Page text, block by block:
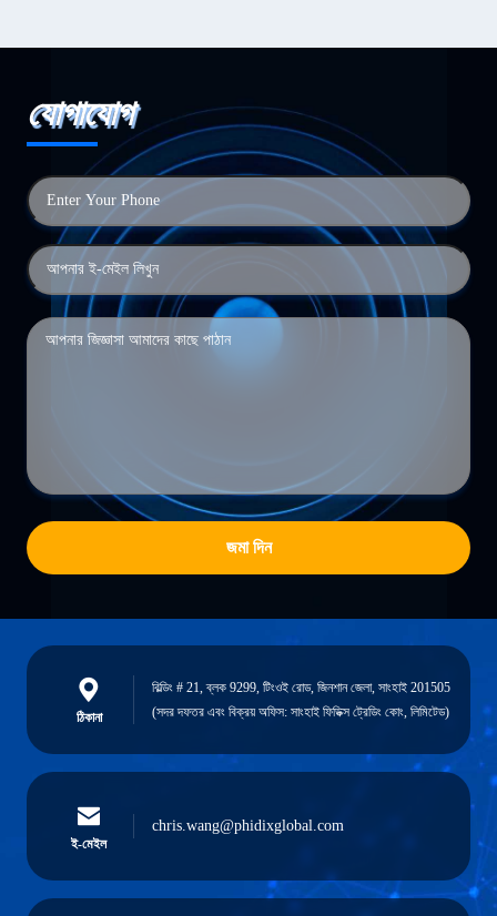
যোগাযোগ
জমা দিন
ঠিকানা
বিল্ডিং # 21, ব্লক 9299, টিংওই রোড, জিনশান জেলা, সাংহাই 201505
(সদর দফতর এবং বিক্রয় অফিস: সাংহাই ফিডিক্স ট্রেডিং কোং, লিমিটেড)
ই-মেইল
chris.wang@phidixglobal.com